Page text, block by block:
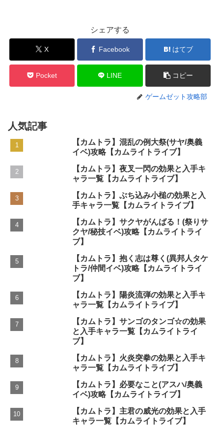
シェアする
X Facebook はてブ
Pocket LINE コピー
ゲームゼット攻略部
人気記事
【カムトラ】混乱の例大祭(サヤ/奥義
イベ)攻略【カムライトライブ】
【カムトラ】夜叉一閃の効果と入手キ
ャラ一覧【カムライトライブ】
【カムトラ】ぶち込み小槌の効果と入
手キャラ一覧【カムライトライブ】
【カムトラ】サクヤがんばる！(祭りサ
クヤ/秘技イベ)攻略【カムライトライ
ブ】
【カムトラ】抱く志は尊く(異邦人タケ
トラ/仲間イベ)攻略【カムライトライ
ブ】
【カムトラ】陽炎流弾の効果と入手キ
ャラ一覧【カムライトライブ】
【カムトラ】サンゴのタンゴ☆の効果
と入手キャラ一覧【カムライトライ
ブ】
【カムトラ】火炎突拳の効果と入手キ
ャラ一覧【カムライトライブ】
【カムトラ】必要なこと(アスハ/奥義
イベ)攻略【カムライトライブ】
【カムトラ】主君の威光の効果と入手
キャラ一覧【カムライトライブ】